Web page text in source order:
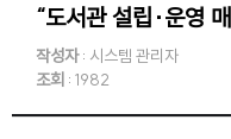
“도서관 설립·운영
작성자: 시스템 관리자
조회 : 1982